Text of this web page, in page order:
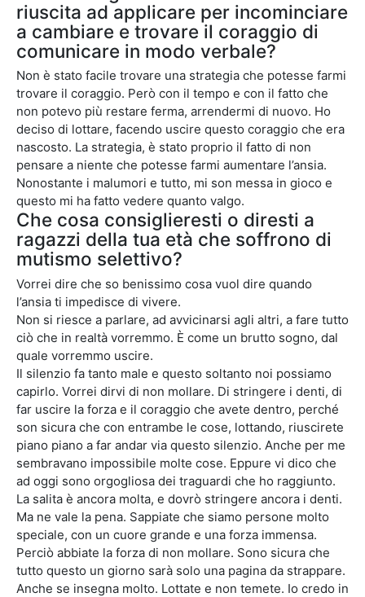
riuscita ad applicare per incominciare
a cambiare e trovare il coraggio di
comunicare in modo verbale?
Non è stato facile trovare una strategia che potesse farmi
trovare il coraggio. Però con il tempo e con il fatto che
non potevo più restare ferma, arrendermi di nuovo. Ho
deciso di lottare, facendo uscire questo coraggio che era
nascosto. La strategia, è stato proprio il fatto di non
pensare a niente che potesse farmi aumentare l’ansia.
Nonostante i malumori e tutto, mi son messa in gioco e
questo mi ha fatto vedere quanto valgo.
Che cosa consiglieresti o diresti a
ragazzi della tua età che soffrono di
mutismo selettivo?
Vorrei dire che so benissimo cosa vuol dire quando
l’ansia ti impedisce di vivere.
Non si riesce a parlare, ad avvicinarsi agli altri, a fare tutto
ciò che in realtà vorremmo. È come un brutto sogno, dal
quale vorremmo uscire.
Il silenzio fa tanto male e questo soltanto noi possiamo
capirlo. Vorrei dirvi di non mollare. Di stringere i denti, di
far uscire la forza e il coraggio che avete dentro, perché
son sicura che con entrambe le cose, lottando, riuscirete
piano piano a far andar via questo silenzio. Anche per me
sembravano impossibile molte cose. Eppure vi dico che
ad oggi sono orgogliosa dei traguardi che ho raggiunto.
La salita è ancora molta, e dovrò stringere ancora i denti.
Ma ne vale la pena. Sappiate che siamo persone molto
speciale, con un cuore grande e una forza immensa.
Perciò abbiate la forza di non mollare. Sono sicura che
tutto questo un giorno sarà solo una pagina da strappare.
Anche se insegna molto. Lottate e non temete. Io credo in